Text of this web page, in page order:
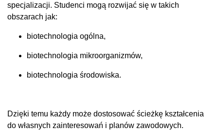
specjalizacji. Studenci mogą rozwijać się w takich
obszarach jak:
biotechnologia ogólna,
biotechnologia mikroorganizmów,
biotechnologia środowiska.
Dzięki temu każdy może dostosować ścieżkę kształcenia
do własnych zainteresowań i planów zawodowych.